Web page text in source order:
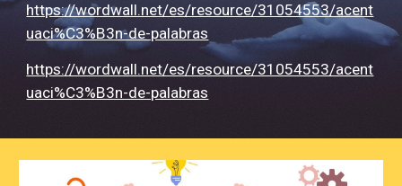
https://wordwall.net/es/resource/31054553/acent
uaci%C3%B3n-de-palabras
https://wordwall.net/es/resource/31054553/acent
uaci%C3%B3n-de-palabras